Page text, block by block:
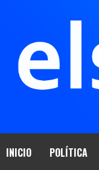
INICIO POLÍTICA